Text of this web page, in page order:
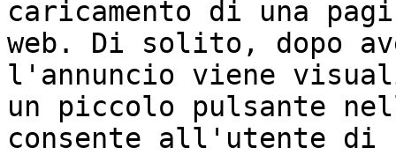
caricamento di una
web. Di solito, dopo
l'annuncio viene
un piccolo pulsante
consente all'utente di